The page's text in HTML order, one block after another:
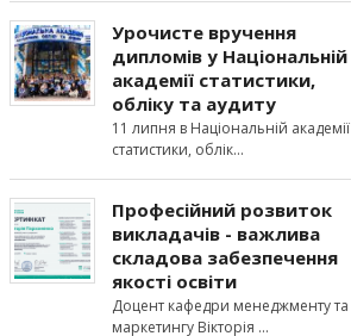
Урочисте вручення
дипломів у Національній
академії статистики,
обліку та аудиту
11 липня в Національній академії
статистики, облік
Професійний розвиток
викладачів - важлива
складова забезпечення
якості освіти
Доцент кафедри менеджменту та
маркетингу Вікторія